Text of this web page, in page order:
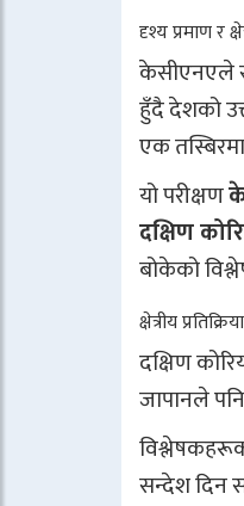
दृश्य प्रमाण र
केसीएनएले
हुँदै देशको
एक
यो परीक्षण
दक्षिण
बोकेको
क्षेत्रीय प्रतिक्रिया
दक्षिण
जापानले
सन्देश दिन